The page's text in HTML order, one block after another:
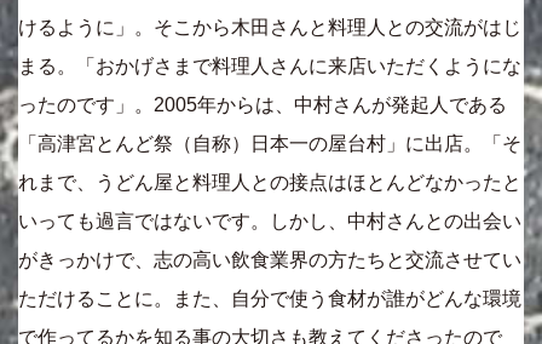
けるように」。そこから木田さんと料理人との交流がはじ
まる。「おかげさまで料理人さんに来店いただくようにな
ったのです」。2005年からは、中村さんが発起人である
「高津宮とんど祭（自称）日本一の屋台村」に出店。「そ
れまで、うどん屋と料理人との接点はほとんどなかったと
いっても過言ではないです。しかし、中村さんとの出会い
がきっかけで、志の高い飲食業界の方たちと交流させてい
ただけることに。また、自分で使う食材が誰がどんな環境
で作ってるかを知る事の大切さも教えてくださったので